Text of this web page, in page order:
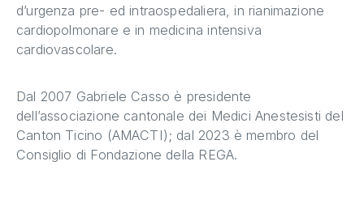
d’urgenza pre- ed intraospedaliera, in rianimazione
cardiopolmonare e in medicina intensiva
cardiovascolare.
Dal 2007 Gabriele Casso è presidente
dell’associazione cantonale dei Medici Anestesisti del
Canton Ticino (AMACTI); dal 2023 è membro del
Consiglio di Fondazione della REGA.